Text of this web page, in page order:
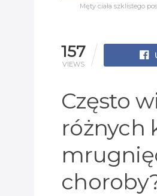
Męty ciała szklistego
157
VIEWS
Często
różnych